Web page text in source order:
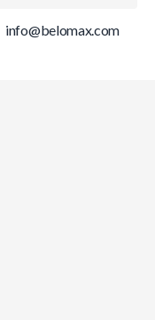
info@belomax.com